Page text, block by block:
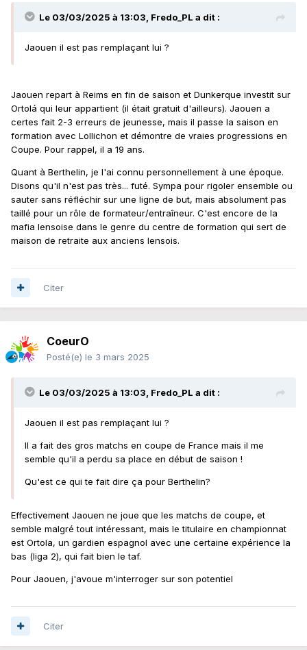
Le 03/03/2025 à 13:03, Fredo_PL a dit :
Jaouen il est pas remplaçant lui ?
Jaouen repart à Reims en fin de saison et Dunkerque investit sur
Ortolá qui leur appartient (il était gratuit d'ailleurs). Jaouen a
certes fait 2-3 erreurs de jeunesse, mais il passe la saison en
formation avec Lollichon et démontre de vraies progressions en
Coupe. Pour rappel, il a 19 ans.
Quant à Berthelin, je l'ai connu personnellement à une époque.
Disons qu'il n'est pas très... futé. Sympa pour rigoler ensemble ou
sauter sans réfléchir sur une ligne de but, mais absolument pas
taillé pour un rôle de formateur/entraîneur. C'est encore de la
mafia lensoise dans le genre du centre de formation qui sert de
maison de retraite aux anciens lensois.
Citer
CoeurO
Posté(e) le 3 mars 2025
Le 03/03/2025 à 13:03, Fredo_PL a dit :
Jaouen il est pas remplaçant lui ?
Il a fait des gros matchs en coupe de France mais il me
semble qu'il a perdu sa place en début de saison !
Qu'est ce qui te fait dire ça pour Berthelin?
Effectivement Jaouen ne joue que les matchs de coupe, et
semble malgré tout intéressant, mais le titulaire en championnat
est Ortola, un gardien espagnol avec une certaine expérience la
bas (liga 2), qui fait bien le taf.
Pour Jaouen, j'avoue m'interroger sur son potentiel
Citer